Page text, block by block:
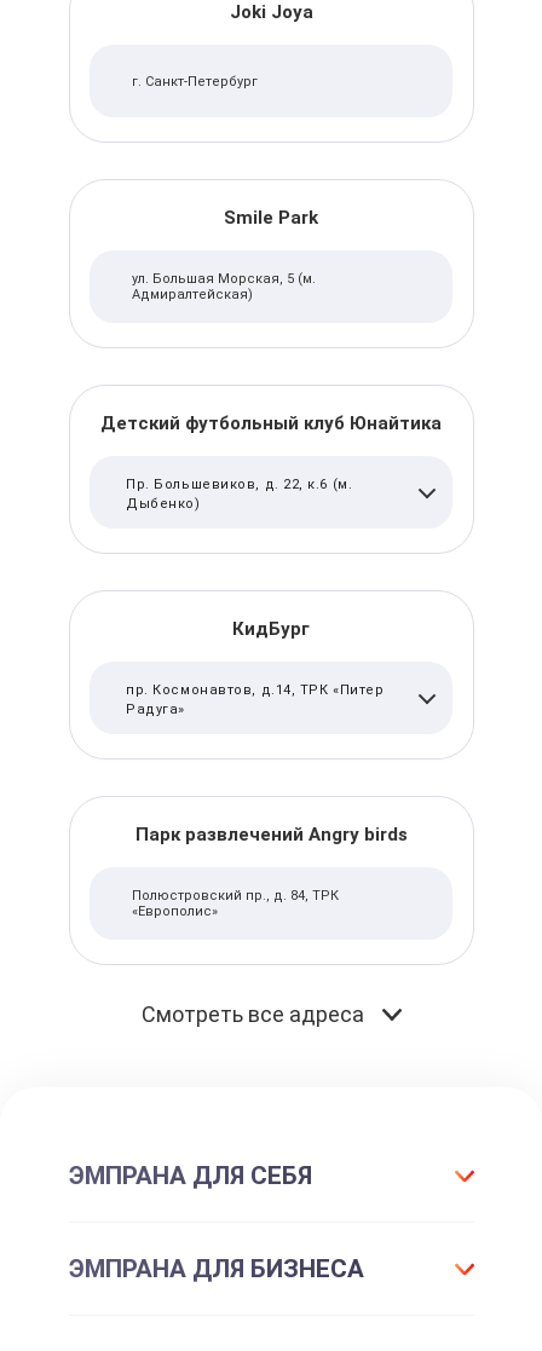
Joki Joya
г. Санкт-Петербург
Smile Park
ул. Большая Морская, 5 (м.
Адмиралтейская)
Детский футбольный клуб Юнайтика
Пр. Большевиков, д. 22, к.6 (м.
Дыбенко)
КидБург
пр. Космонавтов, д.14, ТРК «Питер
Радуга»
Парк развлечений Angry birds
Полюстровский пр., д. 84, ТРК
«Европолис»
Смотреть все адреса
ЭМПРАНА ДЛЯ СЕБЯ
Все впечатления
ЭМПРАНА ДЛЯ БИЗНЕСА